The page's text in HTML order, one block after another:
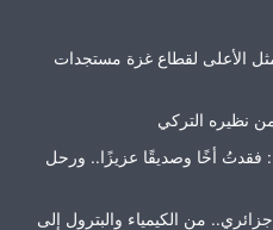
الأعلى لقطاع غزة مستجدات
من نظيره التركي
فقدتُ أخًا وصديقًا عزيزًا.. ورحل
من الكيمياء والبترول إلى